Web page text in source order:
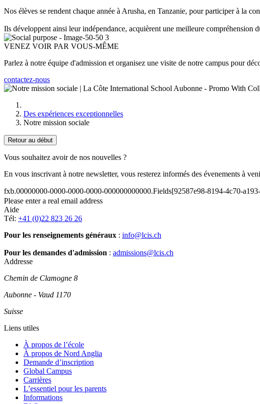
Nos élèves se rendent chaque année à Arusha, en Tanzanie, pour participer à la
Ils développent ainsi leur indépendance, acquièrent une meilleure compréhension
VENEZ VOIR PAR VOUS-MÊME
Parlez à notre équipe d'admission et organisez une visite de notre campus pour
contactez-nous
Des expériences exceptionnelles
Notre mission sociale
Retour au début
Vous souhaitez avoir de nos nouvelles ?
En vous inscrivant à notre newsletter, vous resterez informés des évenements à
fxb.00000000-0000-0000-0000-000000000000.Fields[92587e98-8194-4c70-
Please enter a real email address
Aide
Tél: +41 (0)22 823 26 26
Pour les renseignements généraux : info@lcis.ch
Pour les demandes d'admission : admissions@lcis.ch
Addresse
Chemin de Clamogne 8
Aubonne - Vaud 1170
Suisse
Liens utiles
À propos de l’école
À propos de Nord Anglia
Demande d’inscription
Global Campus
Carrières
L’essentiel pour les parents
Informations